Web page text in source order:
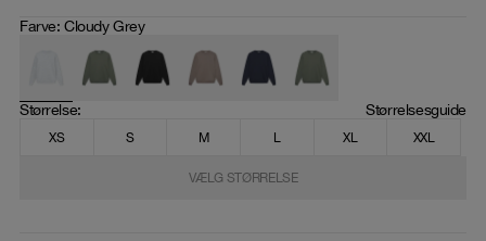
Farve:Cloudy Grey
Størrelse: Størrelsesguide
XS S M L XL XXL
VÆLG STØRRELSE